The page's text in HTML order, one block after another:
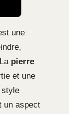
une
pierre
et une
style
un aspect